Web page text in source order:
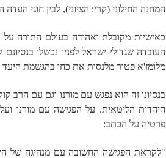
המחנה החילוני (קרי: הציוני), לבין חוגי
כאישיות מקובלת ואהודה בעולם התורה
העובדה שגדולי ישראל לפניו נכשלו
מלומז'א פטור מלנסות את כחו בהגשמת
בנסיונו זה הוא נפגש עם מורנו וגם עם הרב
היהדות הליטאית. על הפגישה עם מורנו
פרטיה על הכתב:
"לקראת הפגישה החשובה עם מנהיגה של